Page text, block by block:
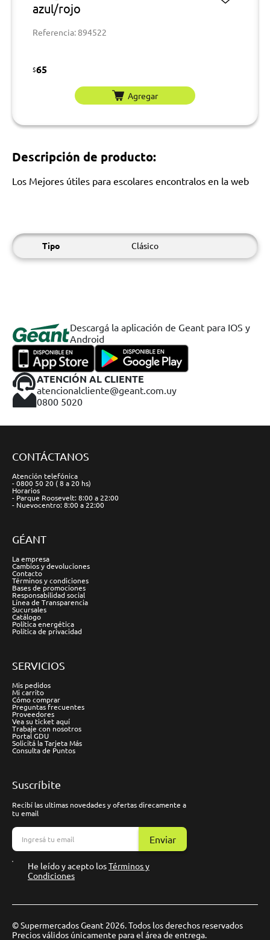
azul/rojo
Referencia: 894522
$65
Agregar
Descripción de producto:
Los Mejores útiles para escolares encontralos en la web
Tipo Clásico
Descargá la aplicación de Geant para IOS y
Android
ATENCIÓN AL CLIENTE
atencionalcliente@geant.com.uy
0800 5020
CONTÁCTANOS
Atención telefónica
- 0800 50 20 ( 8 a 20 hs)
Horarios
- Parque Roosevelt: 8:00 a 22:00
- Nuevocentro: 8:00 a 22:00
GÉANT
La empresa
Cambios y devoluciones
Contacto
Términos y condiciones
Bases de promociones
Responsabilidad social
Línea de Transparencia
Sucursales
Catálogo
Política energética
Política de privacidad
SERVICIOS
Mis pedidos
Mi carrito
Cómo comprar
Preguntas frecuentes
Proveedores
Vea su ticket aquí
Trabaje con nosotros
Portal GDU
Solicitá la Tarjeta Más
Consulta de Puntos
Suscríbite
Recibí las ultimas novedades y ofertas direcamente a
tu email
Enviar
He leído y acepto losTérminos y
Condiciones
© Supermercados Geant 2026. Todos los derechos reservados
Precios válidos únicamente para el área de entrega.